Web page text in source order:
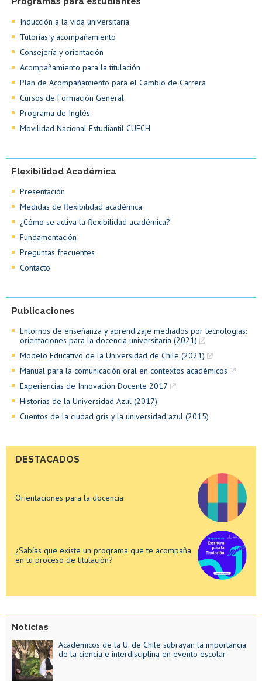
Inducción a la vida universitaria
Tutorías y acompañamiento
Consejería y orientación
Acompañamiento para la titulación
Plan de Acompañamiento para el Cambio de Carrera
Cursos de Formación General
Programa de Inglés
Movilidad Nacional Estudiantil CUECH
Flexibilidad Académica
Presentación
Medidas de flexibilidad académica
¿Cómo se activa la flexibilidad académica?
Fundamentación
Preguntas frecuentes
Contacto
Publicaciones
Entornos de enseñanza y aprendizaje mediados por tecnologías:
orientaciones para la docencia universitaria (2021)
Modelo Educativo de la Universidad de Chile (2021)
Manual para la comunicación oral en contextos académicos
Experiencias de Innovación Docente 2017
Historias de la Universidad Azul (2017)
Cuentos de la ciudad gris y la universidad azul (2015)
DESTACADOS
Orientaciones para la docencia
en tu proceso de titulación?
Orientaciones para la docencia
¿Sabías que existe un programa que te acompaña
en tu proceso de titulación?
Orientaciones para la docencia
¿Sabías que existe un programa que te acompaña
en tu proceso de titulación?
Noticias
Académicos de la U. de Chile subrayan la importancia
de la ciencia e interdisciplina en evento escolar